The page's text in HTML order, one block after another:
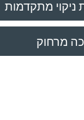
ניקוי מתקדמות
מרחוק